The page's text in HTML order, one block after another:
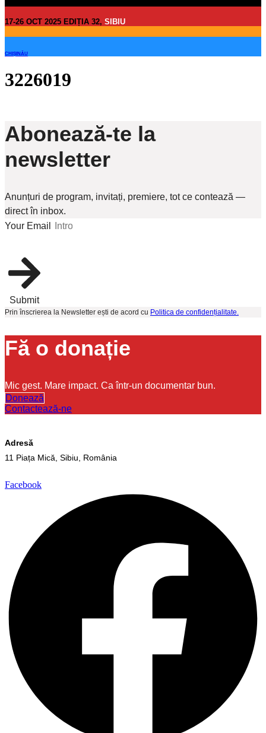
17-26 OCT 2025 EDIȚIA 32, SIBIU
CHIȘINĂU
3226019
Abonează-te la
newsletter
Anunțuri de program, invitați, premiere, tot ce contează —
direct în inbox.
Your Email
Submit
Prin înscrierea la Newsletter ești de acord cu Politica de confidențialitate.
Fă o donație
Mic gest. Mare impact. Ca într-un documentar bun.
Donează
Contactează-ne
Adresă
11 Piața Mică, Sibiu, România
Facebook